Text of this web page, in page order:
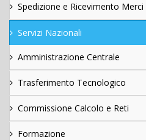
Spedizione e Ricevimento Merci
Servizi Nazionali
Amministrazione Centrale
Trasferimento Tecnologico
Commissione Calcolo e Reti
Formazione